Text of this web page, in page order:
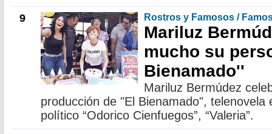
9 Rostros y Famosos /
Mariluz
mucho su
Bienamado''
Mariluz Bermúdez
producción de "El Bienamado", telenovela
político “Odorico Cienfuegos”, “Valeria”.